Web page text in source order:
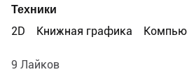
Техники
2D
Книжная графика
9 Лайков